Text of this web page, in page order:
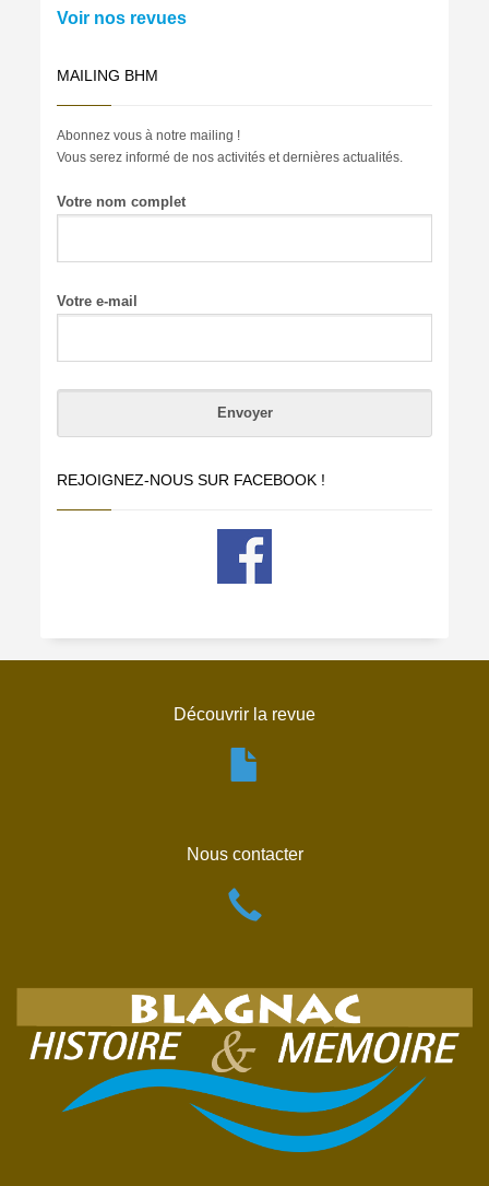
Voir nos revues
MAILING BHM
Abonnez vous à notre mailing !
Vous serez informé de nos activités et dernières actualités.
Votre nom complet
Votre e-mail
REJOIGNEZ-NOUS SUR FACEBOOK !
Découvrir la revue
Nous contacter